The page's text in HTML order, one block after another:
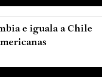
e iguala a Chile